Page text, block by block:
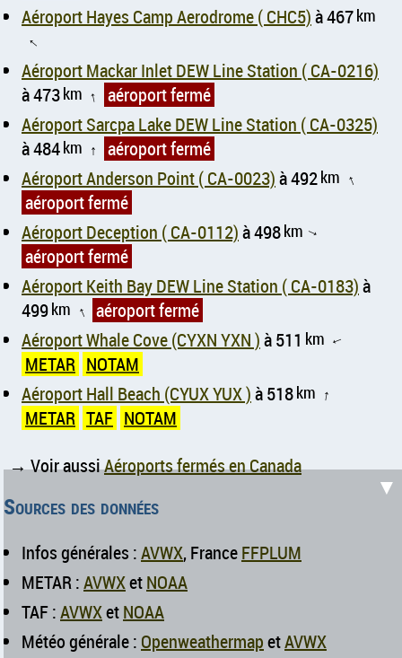
Aéroport Hayes Camp Aerodrome ( CHC5)à 467km
↑
Aéroport Mackar Inlet DEW Line Station ( CA-0216)
à 473km ↑
aéroport fermé
Aéroport Sarcpa Lake DEW Line Station ( CA-0325)
à 484km ↑
aéroport fermé
Aéroport Anderson Point ( CA-0023)à 492km ↑
aéroport fermé
Aéroport Deception ( CA-0112)à 498km ↑
aéroport fermé
Aéroport Keith Bay DEW Line Station ( CA-0183)à
499km ↑ aéroport fermé
Aéroport Whale Cove (CYXN YXN )à 511 km ↑
METAR NOTAM
Aéroport Hall Beach (CYUX YUX )à 518km ↑
METAR TAF NOTAM
→ Voir aussiAéroports fermés en Canada
Sources des données
Infos générales :AVWX, FranceFFPLUM
METAR :AVWXetNOAA
TAF :AVWXetNOAA
Météo générale : OpenweathermapetAVWX
▼